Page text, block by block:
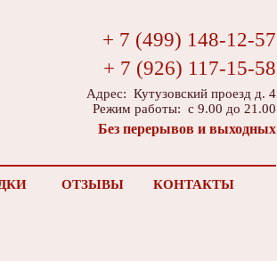
+ 7 (499) 148-12-57
+ 7 (926) 117-15-58
Адрес: Кутузовский проезд д. 4
Режим работы: с 9.00 до 21.00
Без перерывов и выходных
ОТЗЫВЫ КОНТАКТЫ